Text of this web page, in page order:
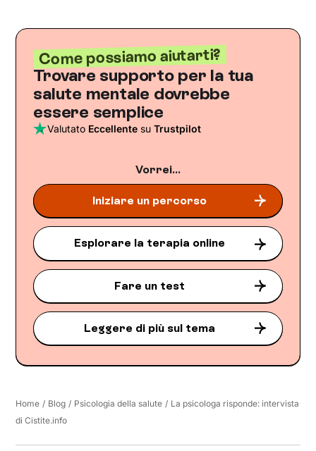
Come possiamo aiutarti?
Trovare supporto per la tua
salute mentale dovrebbe
essere semplice
Valutato Eccellente suTrustpilot
Vorrei...
Iniziare un percorso
Esplorare la terapia online
Fare un test
Leggere di più sul tema
Home / Blog / Psicologia della salute / La psicologa risponde: intervista
di Cistite.info